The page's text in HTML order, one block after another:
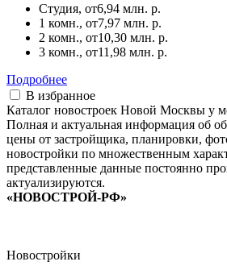
Студия, от6,94 млн. р.
1 комн., от7,97 млн. р.
2 комн., от10,30 млн. р.
3 комн., от11,98 млн. р.
Подробнее
В избранное
Каталог новостроек Новой Москвы у
Полная и актуальная информация об
цены от застройщика, планировки,
новостройки по множественным
представленные данные постоянно
актуализируются.
«НОВОСТРОЙ-РФ»
Новостройки